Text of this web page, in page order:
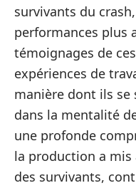
survivants du
performances plus
témoignages de
expériences de
manière dont ils
dans la mentalité
une profonde
la production a
des survivants,